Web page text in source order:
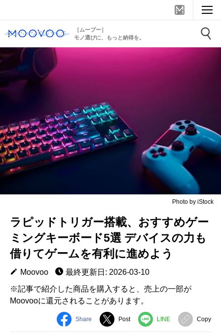
［ムーブー］
モノ選びに、もっと納得を。
Photo by iStock
ラピッドトリガー搭載、おすすめゲー
ミングキーボード5選 デバイスの力も
借りてゲームを有利に進めよう
Moovoo
最終更新日: 2026-03-10
※記事で紹介した商品を購入すると、売上の一部が
Moovooに還元されることがあります。
Share Post LINE Copy